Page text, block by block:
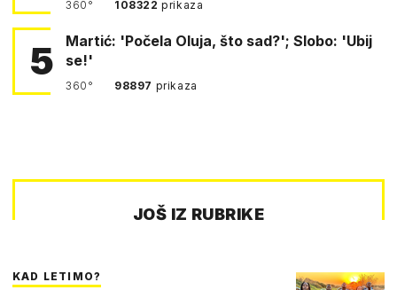
360° 108322prikaza
5
Martić: 'Počela Oluja, što sad?'; Slobo: 'Ubij
se!'
360° 98897 prikaza
JOŠ IZ RUBRIKE
KAD LETIMO?